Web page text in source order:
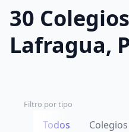
30
Lafragua,
Filtro por tipo
Todos
Colegios